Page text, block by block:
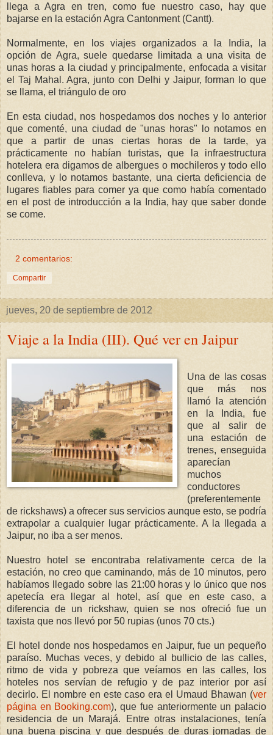
llega a Agra en tren, como fue nuestro caso, hay que
bajarse en la estación Agra Cantonment (Cantt).
Normalmente, en los viajes organizados a la India, la
opción de Agra, suele quedarse limitada a una visita de
unas horas a la ciudad y principalmente, enfocada a visitar
el Taj Mahal. Agra, junto con Delhi y Jaipur, forman lo que
se llama, el triángulo de oro
En esta ciudad, nos hospedamos dos noches y lo anterior
que comenté, una ciudad de "unas horas" lo notamos en
que a partir de unas ciertas horas de la tarde, ya
prácticamente no habían turistas, que la infraestructura
hotelera era digamos de albergues o mochileros y todo ello
conlleva, y lo notamos bastante, una cierta deficiencia de
lugares fiables para comer ya que como había comentado
en el post de introducción a la India, hay que saber donde
se come.
2 comentarios:
Compartir
jueves, 20 de septiembre de 2012
Viaje a la India (III). Qué ver en Jaipur
Una de las cosas
que más nos
llamó la atención
en la India, fue
que al salir de
una estación de
trenes, enseguida
aparecían
muchos
conductores
(preferentemente
de rickshaws) a ofrecer sus servicios aunque esto, se podría
extrapolar a cualquier lugar prácticamente. A la llegada a
Jaipur, no iba a ser menos.
Nuestro hotel se encontraba relativamente cerca de la
estación, no creo que caminando, más de 10 minutos, pero
habíamos llegado sobre las 21:00 horas y lo único que nos
apetecía era llegar al hotel, así que en este caso, a
diferencia de un rickshaw, quien se nos ofreció fue un
taxista que nos llevó por 50 rupias (unos 70 cts.)
El hotel donde nos hospedamos en Jaipur, fue un pequeño
paraíso. Muchas veces, y debido al bullicio de las calles,
ritmo de vida y pobreza que veíamos en las calles, los
hoteles nos servían de refugio y de paz interior por así
decirlo. El nombre en este caso era el Umaud Bhawan (ver
página en Booking.com), que fue anteriormente un palacio
residencia de un Marajá. Entre otras instalaciones, tenía
una buena piscina y que después de duras jornadas de